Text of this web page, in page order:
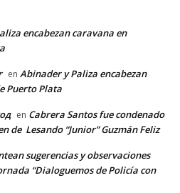
encabezan caravana en
en Abinader y Paliza encabezan
Puerto Plata
en Cabrera Santos fue condenado
de Lesando “Junior” Guzmán Feliz
sugerencias y observaciones
“Dialoguemos de Policía con